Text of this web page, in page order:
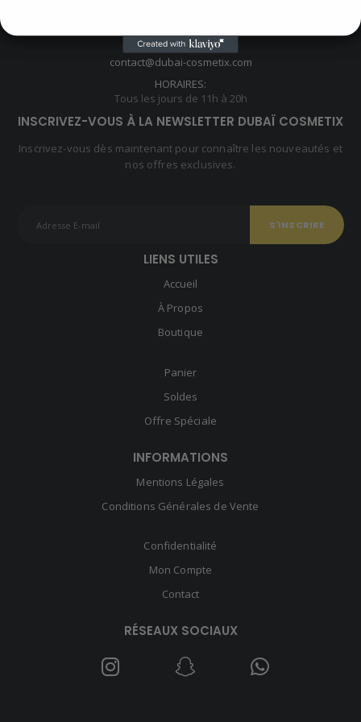
E-MAIL:
contact@dubai-cosmetix.com
HORAIRES:
Tous les jours de 11h à 20h
INSCRIVEZ-VOUS À LA NEWSLETTER DUBAÏ COSMETIX
Inscrivez-vous dès maintenant pour connaître les nouveautés et
nos offres exclusives.
LIENS UTILES
Accueil
À Propos
Boutique
Panier
Soldes
Offre Spéciale
INFORMATIONS
Mentions Légales
Conditions Générales de Vente
Confidentialité
Mon Compte
Contact
RÉSEAUX SOCIAUX